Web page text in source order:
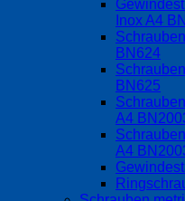
Inox A4
BN624
BN625
A4
A4